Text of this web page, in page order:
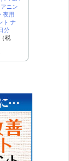
ニン
夜用
ト ナ
分
税